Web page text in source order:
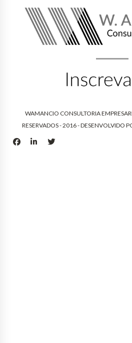
WAMANCIO CONSULTORIA
RESERVADOS - 2016 - DESENVOLVIDO